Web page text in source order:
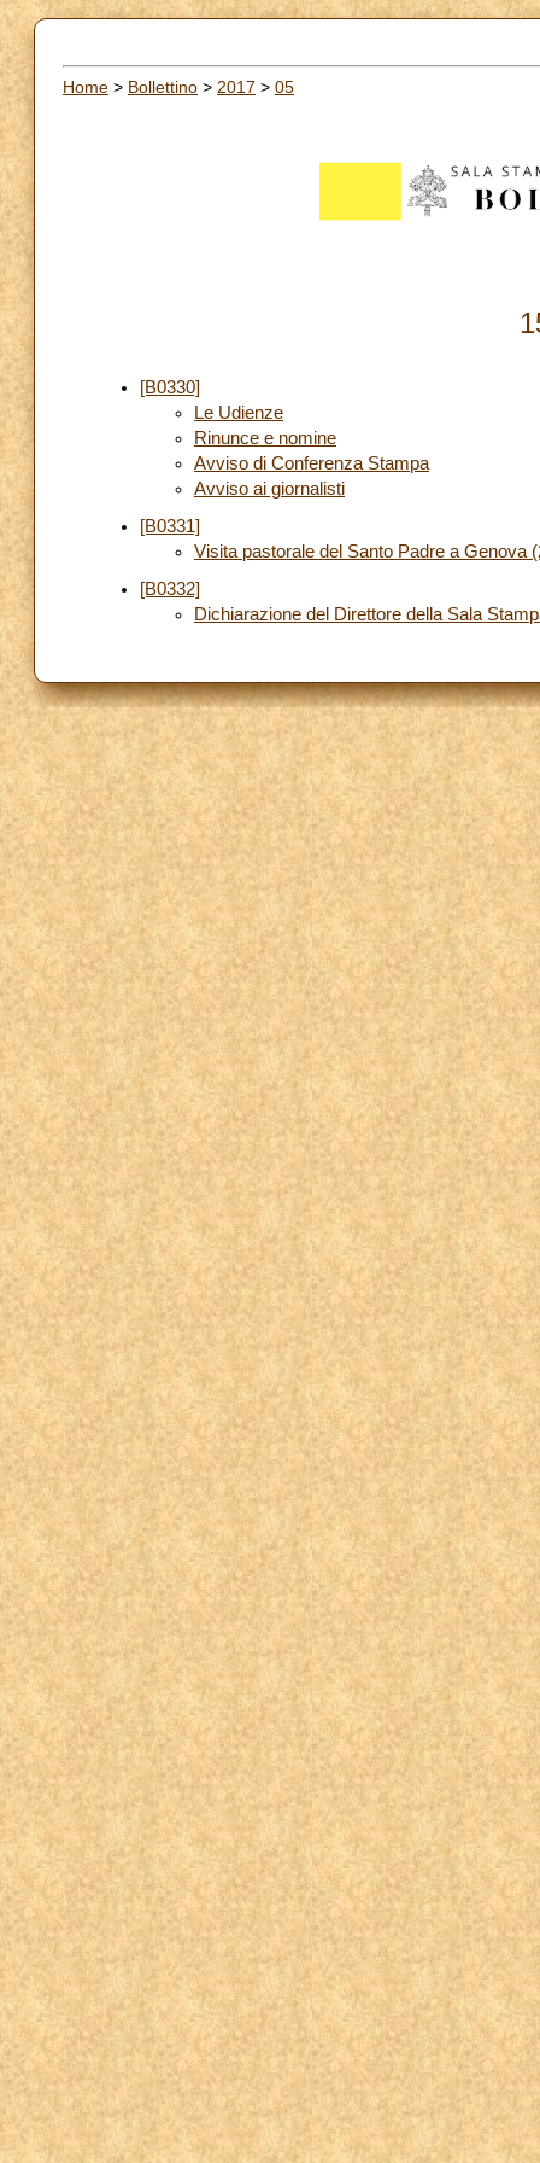
Home > Bollettino > 2017 > 05
[B0330]
Le Udienze
Rinunce e nomine
Avviso di Conferenza Stampa
Avviso ai giornalisti
[B0331]
Visita pastorale del Santo Padre a Genova
[B0332]
Dichiarazione del Direttore della Sala